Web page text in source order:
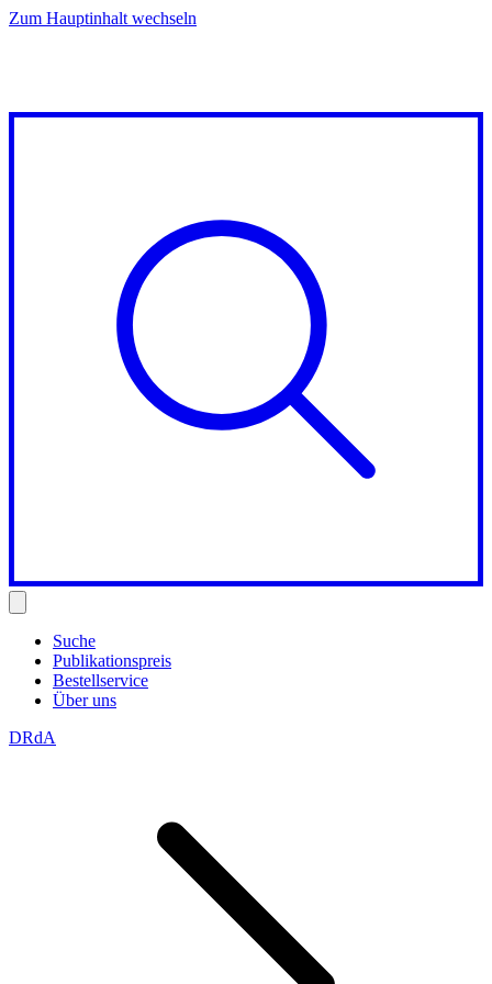
Zum Hauptinhalt wechseln
Suche
Publikationspreis
Bestellservice
Über uns
DRdA